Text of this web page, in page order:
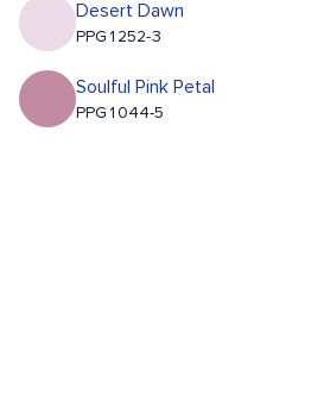
Desert Dawn
PPG1252-3
Soulful Pink Petal
PPG1044-5